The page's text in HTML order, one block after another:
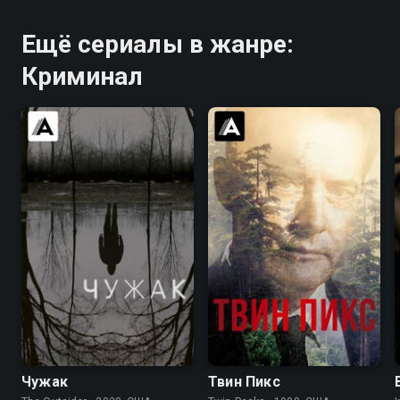
Ещё сериалы в жанре:
Криминал
7.2 7.6
Чужак
8.4 8.7
Твин Пикс